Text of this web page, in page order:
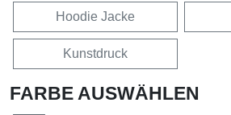
Hoodie Jacke
Kunstdruck
FARBE AUSWÄHLEN